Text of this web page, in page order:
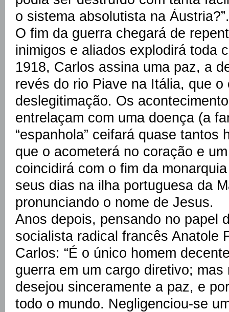
o sistema absolutista na Áustria?”.
O fim da guerra chegará de
inimigos e aliados explodirá toda
1918, Carlos assina uma paz, a
revés do rio Piave na Itália, que o
deslegitimação. Os
entrelaçam com uma doença (a
“espanhola” ceifará quase tantos
que o acometerá no coração e
coincidirá com o fim da
seus dias na ilha portuguesa da
pronunciando o nome de Jesus.
Anos depois, pensando no papel
socialista radical francês Anatole
Carlos: “É o único homem
guerra em um cargo diretivo;
desejou sinceramente a paz, e
todo o mundo. Negligenciou-se